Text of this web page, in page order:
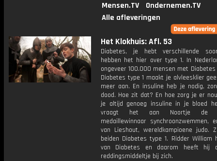
Mensen.TV
Ondernemen.TV
Alle afleveringen
Het Klokhuis: Afl. 53
Diabetes, je hebt verschillende
hebben het hier over type 1. In
ongeveer 100.000 mensen met Diabetes
Diabetes type 1 maakt je alvleesklier
meer aan. En insuline heb je nodig,
dood. Hoe zit dat? En hoe zorg je er
je altijd genoeg insuline in je bloed
vraagt het aan Noortje de
medaillewinnaar synchroonzwemmen,
van Lieshout, wereldkampioene judo.
beiden Diabetes type 1. Ridder William
van Diabetes en daarom heeft hij
reddingsmiddeltje bij zich.